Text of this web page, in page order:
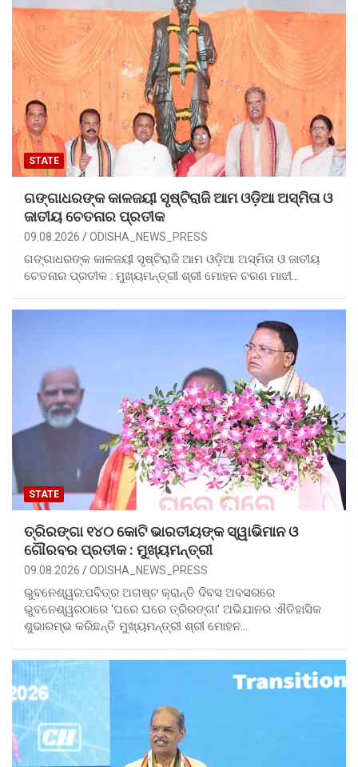
STATE
ଗଙ୍ଗାଧରଙ୍କ କାଳଜୟୀ ସୃଷ୍ଟିରାଜି ଆମ ଓଡ଼ିଆ ଅସ୍ମିତା ଓ
ଜାତୀୟ ଚେତନାର ପ୍ରତୀକ
09.08.2026 ODISHA_NEWS_PRESS
ଗଙ୍ଗାଧରଙ୍କ କାଳଜୟୀ ସୃଷ୍ଟିରାଜି ଆମ ଓଡ଼ିଆ ଅସ୍ମିତା ଓ ଜାତୀୟ
ଚେତନାର ପ୍ରତୀକ : ମୁଖ୍ୟମନ୍ତ୍ରୀ ଶ୍ରୀ ମୋହନ ଚରଣ ମାଝୀ…
STATE
ତ୍ରିରଙ୍ଗା ୧୪୦ କୋଟି ଭାରତୀୟଙ୍କ ସ୍ୱାଭିମାନ ଓ
ଗୌରବର ପ୍ରତୀକ : ମୁଖ୍ୟମନ୍ତ୍ରୀ
09.08.2026 ODISHA_NEWS_PRESS
ଭୁବନେଶ୍ୱର:ପବିତ୍ର ଅଗଷ୍ଟ କ୍ରାନ୍ତି ଦିବସ ଅବସରରେ
ଭୁବନେଶ୍ୱରଠାରେ ‘ଘରେ ଘରେ ତ୍ରିରଙ୍ଗା’ ଅଭିଯାନର ଐତିହାସିକ
ଶୁଭାରମ୍ଭ କରିଛନ୍ତି ମୁଖ୍ୟମନ୍ତ୍ରୀ ଶ୍ରୀ ମୋହନ…